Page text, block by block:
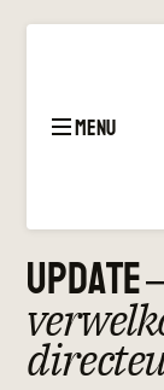
menu
Update